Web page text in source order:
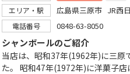
エリア・駅
広島県三原市 JR西
電話番号 0848-63-8050
シャンボールのご紹介
当店は、昭和37年(1962年)に三原
た。 昭和47年(1972年)に洋菓子店